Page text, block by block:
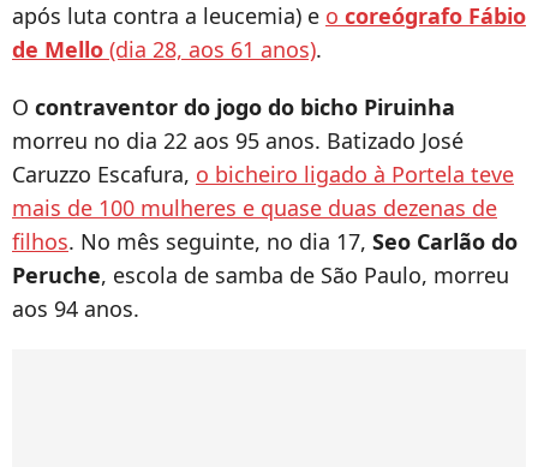
após luta contra a leucemia) e o coreógrafo Fábio
de Mello (dia 28, aos 61 anos).
O contraventor do jogo do bicho Piruinha
morreu no dia 22 aos 95 anos. Batizado José
Caruzzo Escafura, o bicheiro ligado à Portela teve
mais de 100 mulheres e quase duas dezenas de
filhos. No mês seguinte, no dia 17, Seo Carlão do
Peruche, escola de samba de São Paulo, morreu
aos 94 anos.